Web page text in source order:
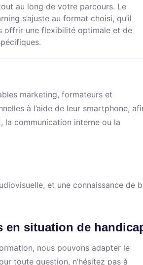
au long de votre parcours. Le
s’ajuste au format choisi, qu’il
offrir une flexibilité optimale et de
marketing, formateurs et
à l’aide de leur smartphone,
la communication interne ou la
et une connaissance de
en situation de
nous pouvons adapter le
toute question, n’hésitez pas à